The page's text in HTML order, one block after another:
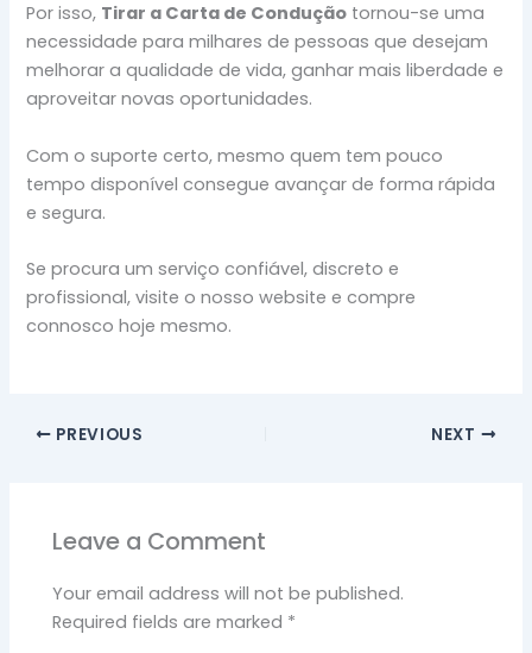
Por isso, Tirar a Carta de Condução tornou-se uma
necessidade para milhares de pessoas que desejam
melhorar a qualidade de vida, ganhar mais liberdade e
aproveitar novas oportunidades.
Com o suporte certo, mesmo quem tem pouco
tempo disponível consegue avançar de forma rápida
e segura.
Se procura um serviço confiável, discreto e
profissional, visite o nosso website e compre
connosco hoje mesmo.
PREVIOUS NEXT
Leave a Comment
Your email address will not be published.
Required fields are marked *